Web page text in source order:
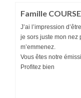
Famille
J’ai l’impression
je sors juste mon nez
m’emmenez.
Vous êtes notre
Profitez bien